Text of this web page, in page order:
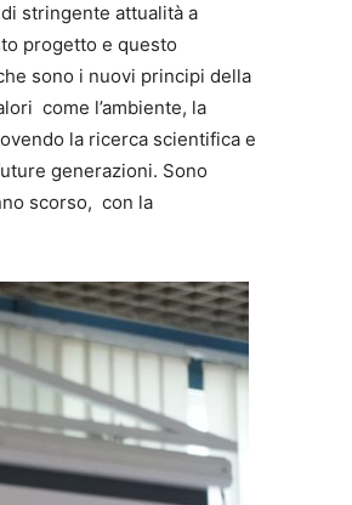
stringente attualità a
progetto e questo
sono i nuovi principi della
come l’ambiente, la
la ricerca scientifica e
generazioni. Sono
scorso, con la